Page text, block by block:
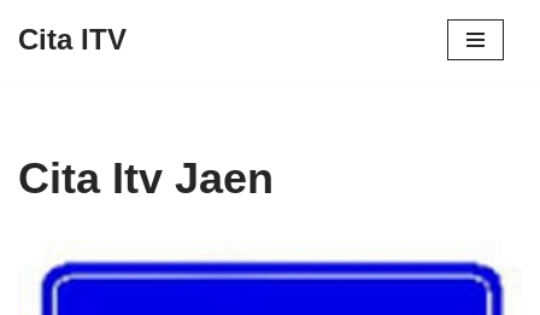
Cita ITV
Cita Itv Jaen